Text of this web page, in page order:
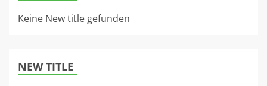
Keine New title gefunden
NEW TITLE